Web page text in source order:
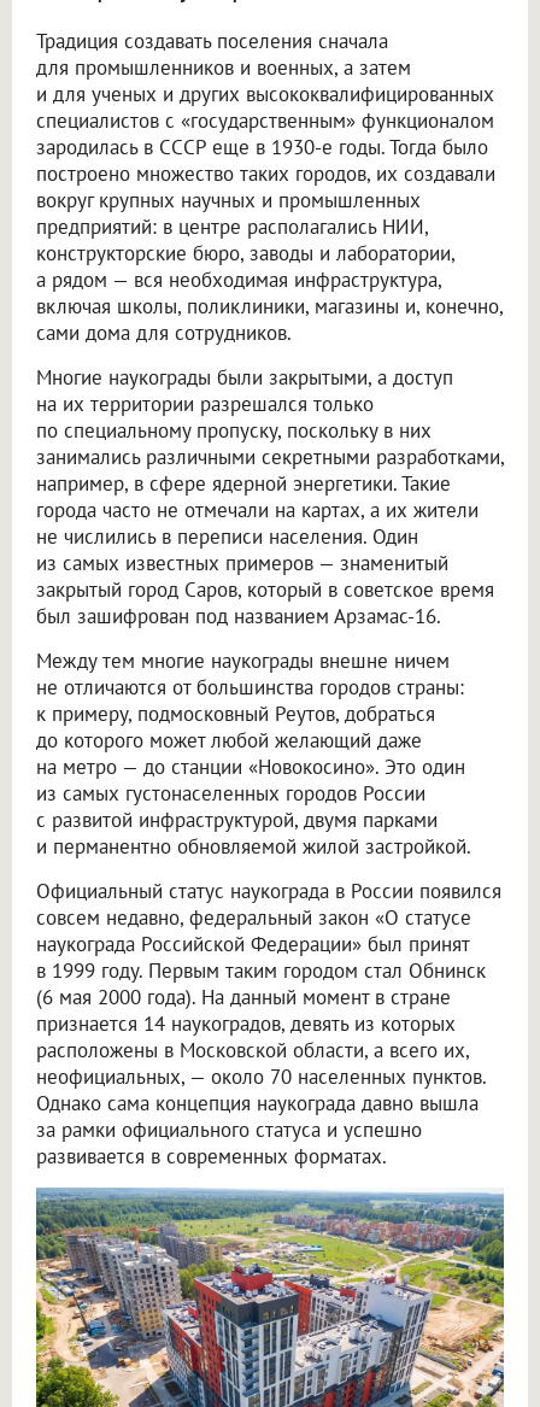
Традиция создавать поселения сначала
для промышленников и военных, а затем
и для ученых и других высококвалифицированных
специалистов с «государственным» функционалом
зародилась в СССР еще в 1930-е годы. Тогда было
построено множество таких городов, их создавали
вокруг крупных научных и промышленных
предприятий: в центре располагались НИИ,
конструкторские бюро, заводы и лаборатории,
а рядом — вся необходимая инфраструктура,
включая школы, поликлиники, магазины и, конечно,
сами дома для сотрудников.
Многие наукограды были закрытыми, а доступ
на их территории разрешался только
по специальному пропуску, поскольку в них
занимались различными секретными разработками,
например, в сфере ядерной энергетики. Такие
города часто не отмечали на картах, а их жители
не числились в переписи населения. Один
из самых известных примеров — знаменитый
закрытый город Саров, который в советское время
был зашифрован под названием Арзамас-16.
Между тем многие наукограды внешне ничем
не отличаются от большинства городов страны:
к примеру, подмосковный Реутов, добраться
до которого может любой желающий даже
на метро — до станции «Новокосино». Это один
из самых густонаселенных городов России
с развитой инфраструктурой, двумя парками
и перманентно обновляемой жилой застройкой.
Официальный статус наукограда в России появился
совсем недавно, федеральный закон «О статусе
наукограда Российской Федерации» был принят
в 1999 году. Первым таким городом стал Обнинск
(6 мая 2000 года). На данный момент в стране
признается 14 наукоградов, девять из которых
расположены в Московской области, а всего их,
неофициальных, — около 70 населенных пунктов.
Однако сама концепция наукограда давно вышла
за рамки официального статуса и успешно
развивается в современных форматах.